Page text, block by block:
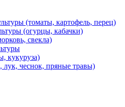
(томаты, картофель, перец)
(огурцы, кабачки)
свекла)
кукуруза)
лук, чеснок, пряные травы)